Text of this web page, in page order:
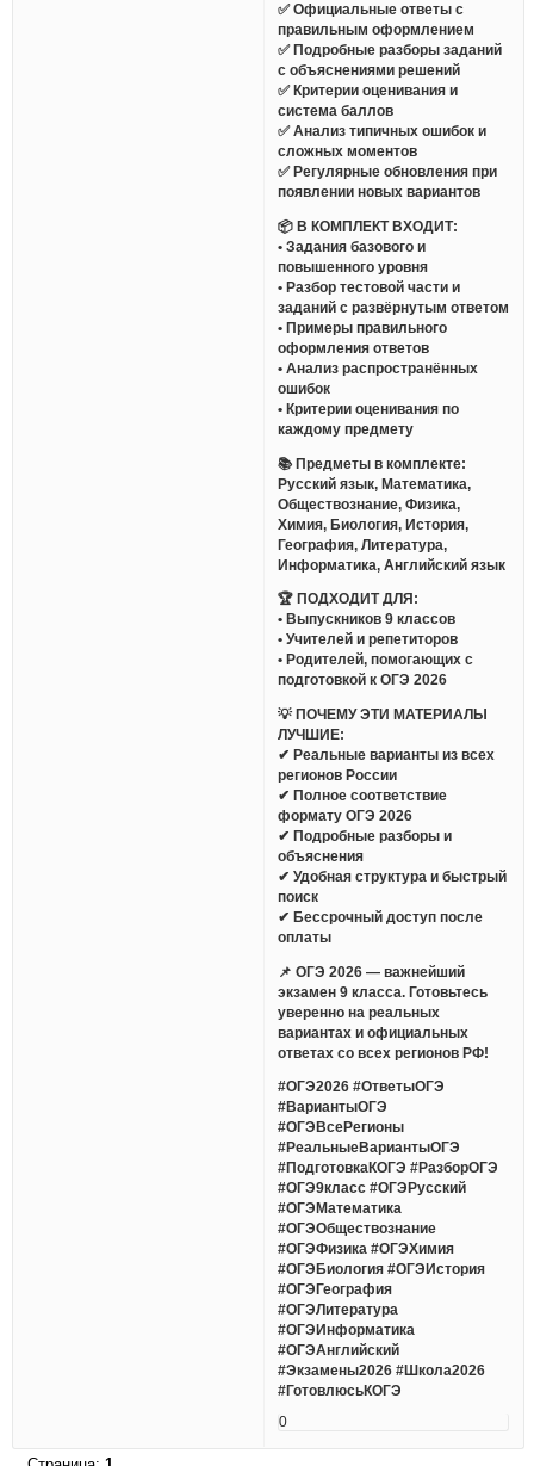
✅ Официальные ответы с
правильным оформлением
✅ Подробные разборы заданий
с объяснениями решений
✅ Критерии оценивания и
система баллов
✅ Анализ типичных ошибок и
сложных моментов
✅ Регулярные обновления при
появлении новых вариантов
📦 В КОМПЛЕКТ ВХОДИТ:
• Задания базового и
повышенного уровня
• Разбор тестовой части и
заданий с развёрнутым ответом
• Примеры правильного
оформления ответов
• Анализ распространённых
ошибок
• Критерии оценивания по
каждому предмету
📚 Предметы в комплекте:
Русский язык, Математика,
Обществознание, Физика,
Химия, Биология, История,
География, Литература,
Информатика, Английский язык
🏆 ПОДХОДИТ ДЛЯ:
• Выпускников 9 классов
• Учителей и репетиторов
• Родителей, помогающих с
подготовкой к ОГЭ 2026
💡 ПОЧЕМУ ЭТИ МАТЕРИАЛЫ
ЛУЧШИЕ:
✔ Реальные варианты из всех
регионов России
✔ Полное соответствие
формату ОГЭ 2026
✔ Подробные разборы и
объяснения
✔ Удобная структура и быстрый
поиск
✔ Бессрочный доступ после
оплаты
📌 ОГЭ 2026 — важнейший
экзамен 9 класса. Готовьтесь
уверенно на реальных
вариантах и официальных
ответах со всех регионов РФ!
#ОГЭ2026 #ОтветыОГЭ
#ВариантыОГЭ
#ОГЭВсеРегионы
#РеальныеВариантыОГЭ
#ПодготовкаКОГЭ #РазборОГЭ
#ОГЭ9класс #ОГЭРусский
#ОГЭМатематика
#ОГЭОбществознание
#ОГЭФизика #ОГЭХимия
#ОГЭБиология #ОГЭИстория
#ОГЭГеография
#ОГЭЛитература
#ОГЭИнформатика
#ОГЭАнглийский
#Экзамены2026 #Школа2026
#ГотовлюсьКОГЭ
0